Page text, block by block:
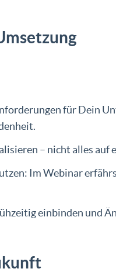
für Dein
– nicht alles auf
Im Webinar
einbinden und